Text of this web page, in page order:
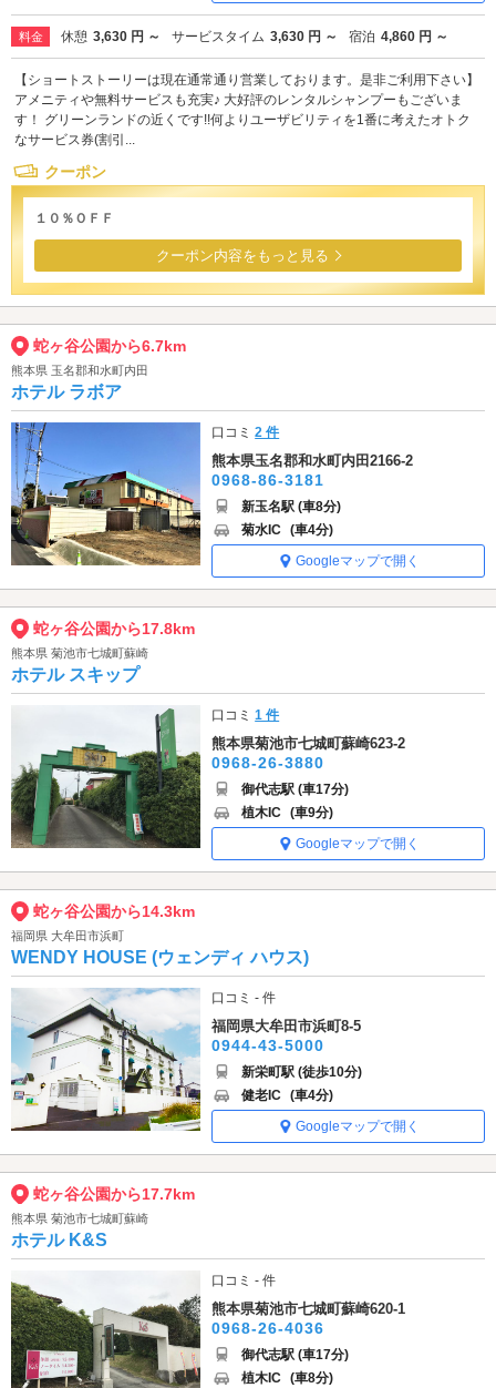
料金 休憩 3,630 円 ～ サービスタイム 3,630 円 ～ 宿泊 4,860 円 ～
【ショートストーリーは現在通常通り営業しております。是非ご利用下さい】
アメニティや無料サービスも充実♪ 大好評のレンタルシャンプーもございま
す！ グリーンランドの近くです!!何よりユーザビリティを1番に考えたオトク
なサービス券(割引...
クーポン
１０％ＯＦＦ
クーポン内容をもっと見る
蛇ヶ谷公園から6.7km
熊本県 玉名郡和水町内田
ホテル ラボア
口コミ2 件
熊本県玉名郡和水町内田2166-2
0968-86-3181
新玉名駅 (車8分)
菊水IC (車4分)
Googleマップで開く
蛇ヶ谷公園から17.8km
熊本県 菊池市七城町蘇崎
ホテル スキップ
口コミ1 件
熊本県菊池市七城町蘇崎623-2
0968-26-3880
御代志駅 (車17分)
植木IC (車9分)
Googleマップで開く
蛇ヶ谷公園から14.3km
福岡県 大牟田市浜町
WENDY HOUSE (ウェンディ ハウス)
口コミ - 件
福岡県大牟田市浜町8-5
0944-43-5000
新栄町駅 (徒歩10分)
健老IC (車4分)
Googleマップで開く
蛇ヶ谷公園から17.7km
熊本県 菊池市七城町蘇崎
ホテル K&S
口コミ - 件
熊本県菊池市七城町蘇崎620-1
0968-26-4036
御代志駅 (車17分)
植木IC (車8分)